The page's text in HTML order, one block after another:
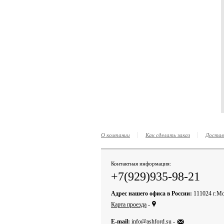
О компании Как сделать заказ
Контактная информация:
+7(929)935-98-21
Адрес нашего офиса в России: 111024
Карта проезда - ,
E-mail: info@ashford.su - m